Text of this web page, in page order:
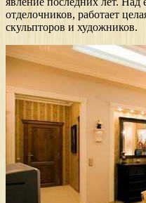
отделочников, работает
скульпторов и художников.